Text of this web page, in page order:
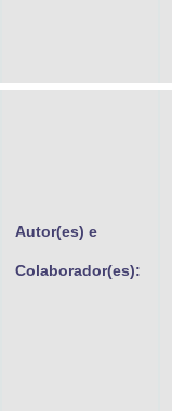
Autor(es) e
Colaborador(es):